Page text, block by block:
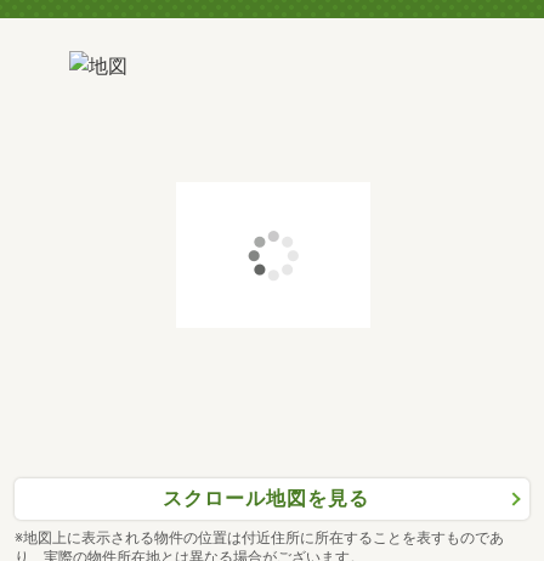
スクロール地図を見る
※地図上に表示される物件の位置は付近住所に所在することを表すものであ
り、実際の物件所在地とは異なる場合がございます。